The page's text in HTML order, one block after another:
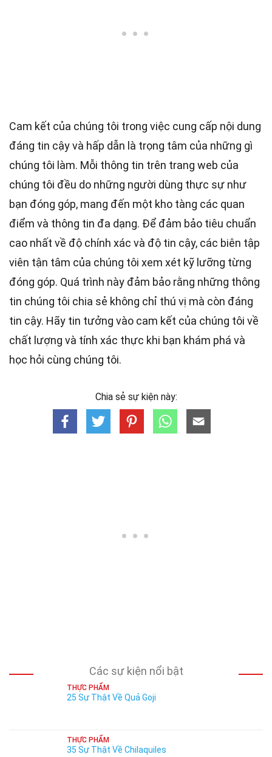
Cam kết của chúng tôi trong việc cung cấp nội dung
đáng tin cậy và hấp dẫn là trọng tâm của những gì
chúng tôi làm. Mỗi thông tin trên trang web của
chúng tôi đều do những người dùng thực sự như
bạn đóng góp, mang đến một kho tàng các quan
điểm và thông tin đa dạng. Để đảm bảo tiêu chuẩn
cao nhất về độ chính xác và độ tin cậy, các biên tập
viên tận tâm của chúng tôi xem xét kỹ lưỡng từng
đóng góp. Quá trình này đảm bảo rằng những thông
tin chúng tôi chia sẻ không chỉ thú vị mà còn đáng
tin cậy. Hãy tin tưởng vào cam kết của chúng tôi về
chất lượng và tính xác thực khi bạn khám phá và
học hỏi cùng chúng tôi.
Chia sẻ sự kiện này:
Các sự kiện nổi bật
THỰC PHẨM
25 Sự Thật Về Quả Goji
THỰC PHẨM
35 Sự Thật Về Chilaquiles